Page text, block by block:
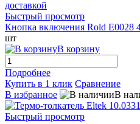
Быстрый просмотр
Кнопка включения Rold E0028
шт
В корзину
Подробнее
Купить в 1 клик Сравнение
В избранное
В
Быстрый просмотр